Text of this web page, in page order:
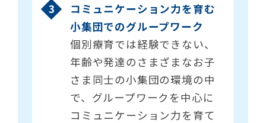
コミュニケーション力を育む
小集団でのグループワーク
個別療育では経験できない、
年齢や発達のさまざまなお子
さま同士の小集団の環境の中
で、グループワークを中心に
コミュニケーション力を育て